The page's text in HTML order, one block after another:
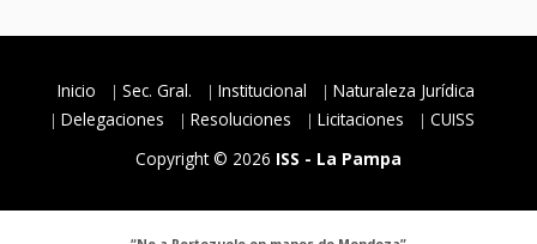
Inicio Sec. Gral. Institucional
Naturaleza Jurídica
Delegaciones
Resoluciones Licitaciones
CUISS
Copyright © 2026 ISS - La Pampa